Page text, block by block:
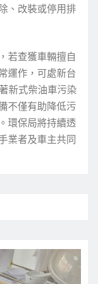
、改裝或停用排
若查獲車輛擅自
運作，可處新台
新式柴油車污染
不僅有助降低污
環保局將持續透
業者及車主共同